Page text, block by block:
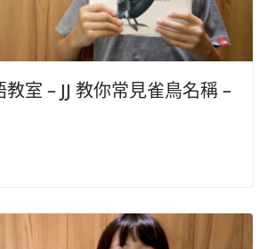
室 – JJ 教你常見雀鳥名稱 –